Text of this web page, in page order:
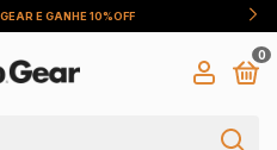
PAGAMENTO VIA PIX
0